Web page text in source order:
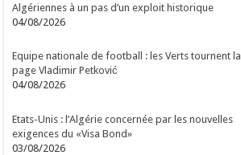
Algériennes à un pas d’un exploit historique
04/08/2026
Equipe nationale de football : les Verts tournent la
page Vladimir Petković
04/08/2026
Etats-Unis : l’Algérie concernée par les nouvelles
exigences du «Visa Bond»
03/08/2026